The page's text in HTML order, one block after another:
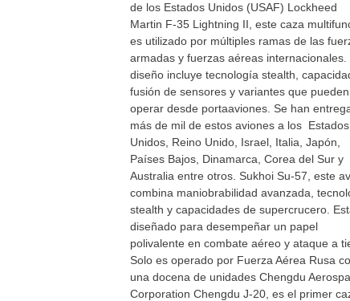
de los Estados Unidos (USAF) Lockheed
Martin F-35 Lightning II, este caza
es utilizado por múltiples ramas de las
armadas y fuerzas aéreas internacionales.
diseño incluye tecnología stealth,
fusión de sensores y variantes que pueden
operar desde portaaviones. Se han
más de mil de estos aviones a los Estados
Unidos, Reino Unido, Israel, Italia, Japón,
Países Bajos, Dinamarca, Corea del Sur y
Australia entre otros. Sukhoi Su-57, este
combina maniobrabilidad avanzada,
stealth y capacidades de supercrucero.
diseñado para desempeñar un papel
polivalente en combate aéreo y ataque a
Solo es operado por Fuerza Aérea Rusa
una docena de unidades Chengdu
Corporation Chengdu J-20, es el primer